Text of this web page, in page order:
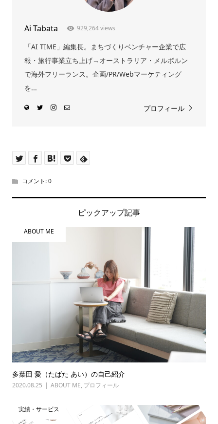
Ai Tabata 929,264 views
「AI TIME」編集長。まちづくりベンチャー企業で広
報・旅行事業立ち上げ→オーストラリア・メルボルン
で海外フリーランス。企画/PR/Webマーケティング
を...
プロフィール
コメント:0
ピックアップ記事
ABOUT ME
多葉田 愛（たばた あい）の自己紹介
2020.08.25 ABOUT ME, プロフィール
実績・サービス